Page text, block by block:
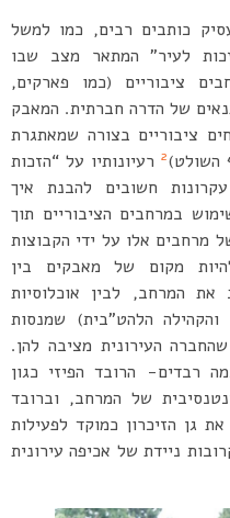
כותבים רבים, כמו למשל
לעיר” המתאר מצב שבו
ציבוריים (כמו פארקים,
של הדרה חברתית. המאבק
ציבוריים בצורה שמאתגרת
השולט)2 רעיונותיו על “הזכות
חשובים להבנת איך
במרחבים הציבוריים תוך
מרחבים אלו על ידי הקבוצות
מקום של מאבקים בין
את המרחב, לבין אוכלוסיות
הלהט”בית) שמנסות
העירונית מציבה להן.
רבדים- הרובד הפיזי כגון
של המרחב, וברובד
גן הזיכרון כמוקד לפעילות
ניידת של אכיפה עירונית